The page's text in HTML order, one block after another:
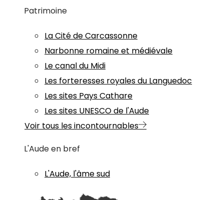
Patrimoine
La Cité de Carcassonne
Narbonne romaine et médiévale
Le canal du Midi
Les forteresses royales du Languedoc
Les sites Pays Cathare
Les sites UNESCO de l'Aude
Voir tous les incontournables
L'Aude en bref
L'Aude, l'âme sud